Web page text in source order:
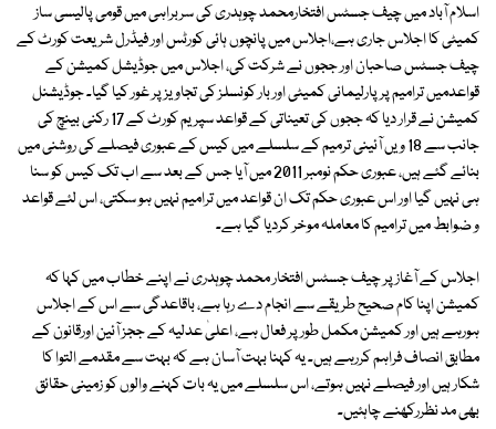
اسلام آباد میں چیف جسٹس افتخارمحمد چوہدری کی سربراہی میں قومی پالیسی ساز
کمیٹی کا اجلاس جاری ہے،اجلاس میں پانچوں ہائی کورٹس اور فیڈرل شریعت کورٹ کے
چیف جسٹس صاحبان اور ججوں نے شرکت کی، اجلاس میں جوڈیشل کمیشن کے
قواعدمیں ترامیم پر پارلیمانی کمیٹی اور بار کونسلز کی تجاویز پر غور کیا گیا۔ جوڈیشنل
کمیشن نے قرار دیا کہ ججوں کی تعیناتی کے قواعد سپریم کورٹ کے 17 رکنی بینچ کی
جانب سے 18 ویں آئینی ترمیم کے سلسلے میں کیس کے عبوری فیصلے کی روشنی میں
بنائے گئے ہیں، عبوری حکم نومبر 2011 میں آیا جس کے بعد سے اب تک کیس کو سنا
ہی نہیں گیا اور اس عبوری حکم تک ان قواعد میں ترامیم نہیں ہو سکتی، اس لئے قواعد
و ضوابط میں ترامیم کا معاملہ موخر کردیا گیا ہے۔
اجلاس کے آغاز پر چیف جسٹس افتخار محمد چوہدری نے اپنے خطاب میں کہا کہ
کمیشن اپنا کام صحیح طریقے سے انجام دے رہا ہے، باقاعدگی سے اس کے اجلاس
ہورہے ہیں اور کمیشن مکمل طور پر فعال ہے، اعلیٰ عدلیہ کے ججز آئین اورقانون کے
مطابق انصاف فراہم کررہے ہیں۔ یہ کہنا بہت آسان ہے کہ بہت سے مقدمے التوا کا
شکار ہیں اور فیصلے نہیں ہوتے، اس سلسلے میں یہ بات کہنے والوں کو زمینی حقائق
بھی مد نظررکھنے چاہئیں۔